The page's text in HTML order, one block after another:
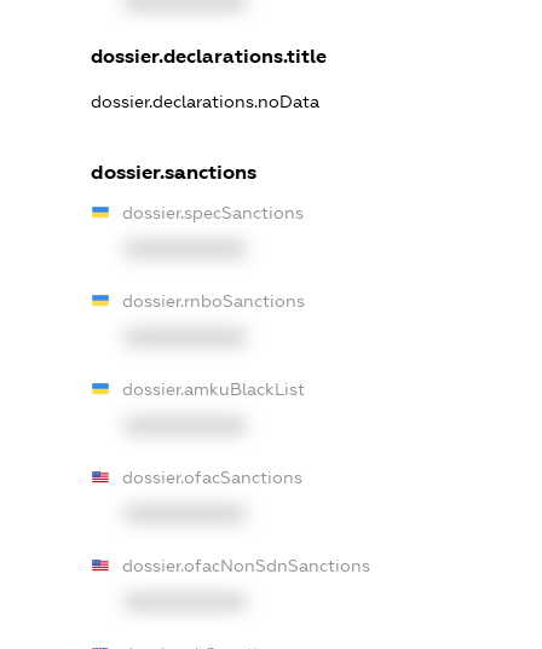
dossier.declarations.title
dossier.declarations.noData
dossier.sanctions
dossier.specSanctions
dossier.rnboSanctions
dossier.amkuBlackList
dossier.ofacSanctions
dossier.ofacNonSdnSanctions